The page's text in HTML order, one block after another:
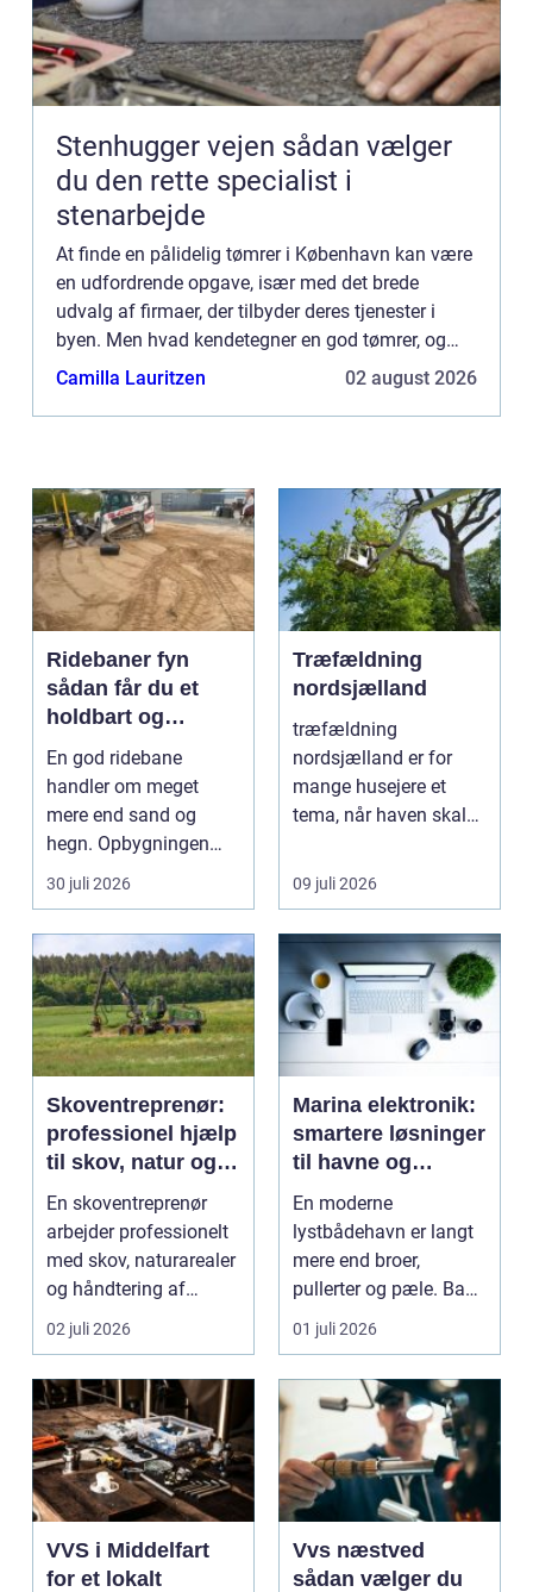
Stenhugger vejen sådan vælger
du den rette specialist i
stenarbejde
At finde en pålidelig tømrer i København kan være
en udfordrende opgave, især med det brede
udvalg af firmaer, der tilbyder deres tjenester i
byen. Men hvad kendetegner en god tømrer, og
hvordan vælger man...
Camilla Lauritzen 02 august 2026
Ridebaner fyn
sådan får du et
holdbart og
funktionelt
underlag
En god ridebane
handler om meget
mere end sand og
hegn. Opbygningen
under overfladen afgør,
hvor meg...
30 juli 2026
Træfældning
nordsjælland
træfældning
nordsjælland er for
mange husejere et
tema, når haven skal
udsigten skal ...
09 juli 2026
Skoventreprenør:
professionel hjælp
til skov, natur og
træopgaver
En skoventreprenør
arbejder professionelt
med skov, naturarealer
og håndtering af
tr&ae...
02 juli 2026
Marina elektronik:
smartere løsninger
til havne og
bådejere
En moderne
lystbådehavn er langt
mere end broer,
pullerter og pæle. Bag
kulissen ligger et net af
st...
01 juli 2026
VVS i Middelfart
for et lokalt
Vvs næstved
sådan vælger du